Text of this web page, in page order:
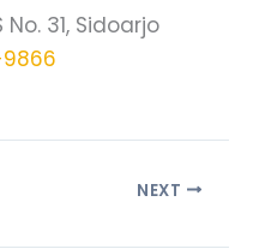
31, Sidoarjo
NEXT